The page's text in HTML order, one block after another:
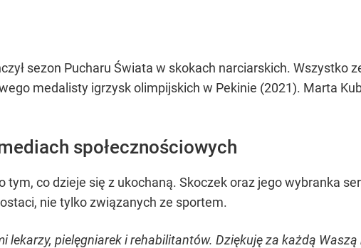
sezon Pucharu Świata w skokach narciarskich. Wszystko
medalisty igrzysk olimpijskich w Pekinie (2021). Marta
społecznościowych
tym, co dzieje się z ukochaną. Skoczek oraz jego wybranka
nie tylko związanych ze sportem.
lekarzy, pielęgniarek i rehabilitantów. Dziękuję za każdą